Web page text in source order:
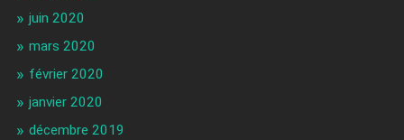
juin 2020
mars 2020
février 2020
janvier 2020
décembre 2019